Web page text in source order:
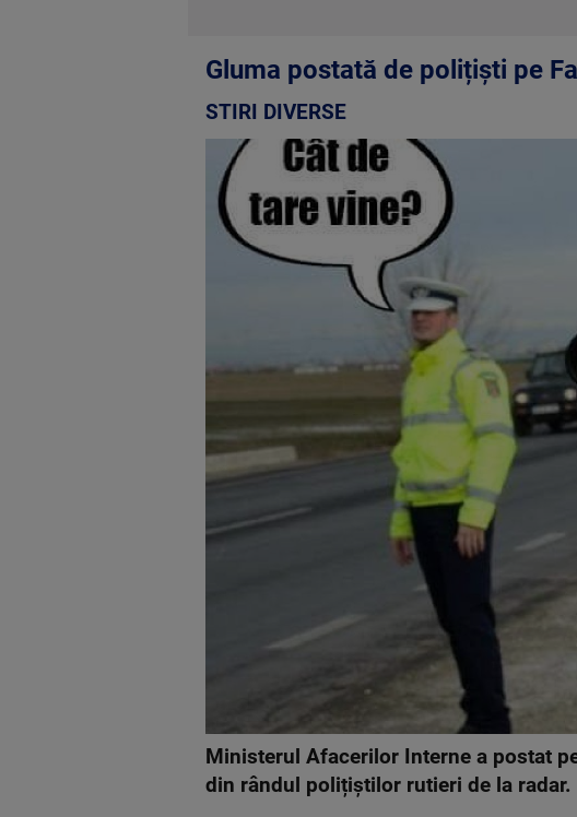
Gluma postată de polițiști pe
STIRI DIVERSE
Ministerul Afacerilor Interne a postat
din rândul polițiștilor rutieri de la radar.